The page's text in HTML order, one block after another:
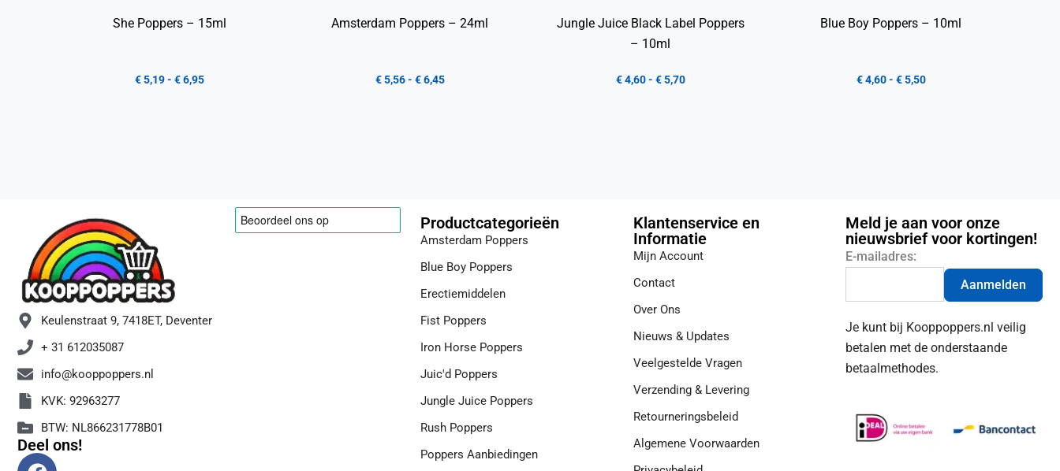
She Poppers – 15ml
€5,19- €6,95
Amsterdam Poppers – 24ml
€5,56- €6,45
Jungle Juice Black Label Poppers
– 10ml
€4,60- €5,70
Blue Boy Poppers – 10ml
€4,60- €5,50
Keulenstraat 9, 7418ET, Deventer
+ 31 612035087
info@kooppoppers.nl
KVK: 92963277
BTW: NL866231778B01
Deel ons!
F
Productcategorieën
Amsterdam Poppers
Blue Boy Poppers
Erectiemiddelen
Fist Poppers
Iron Horse Poppers
Juic'd Poppers
Jungle Juice Poppers
Rush Poppers
Poppers Aanbiedingen
Klantenservice en
Informatie
Mijn Account
Contact
Over Ons
Nieuws & Updates
Veelgestelde Vragen
Verzending & Levering
Retourneringsbeleid
Algemene Voorwaarden
Meld je aan voor onze
nieuwsbrief voor kortingen!
E-mailadres:
Aanmelden
Je kunt bij Kooppoppers.nl veilig
betalen met de onderstaande
betaalmethodes.